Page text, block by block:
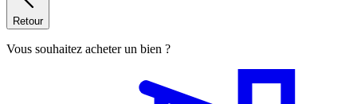
Retour
Vous souhaitez acheter un bien ?